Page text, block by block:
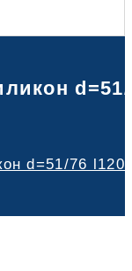
d=51/76 l120